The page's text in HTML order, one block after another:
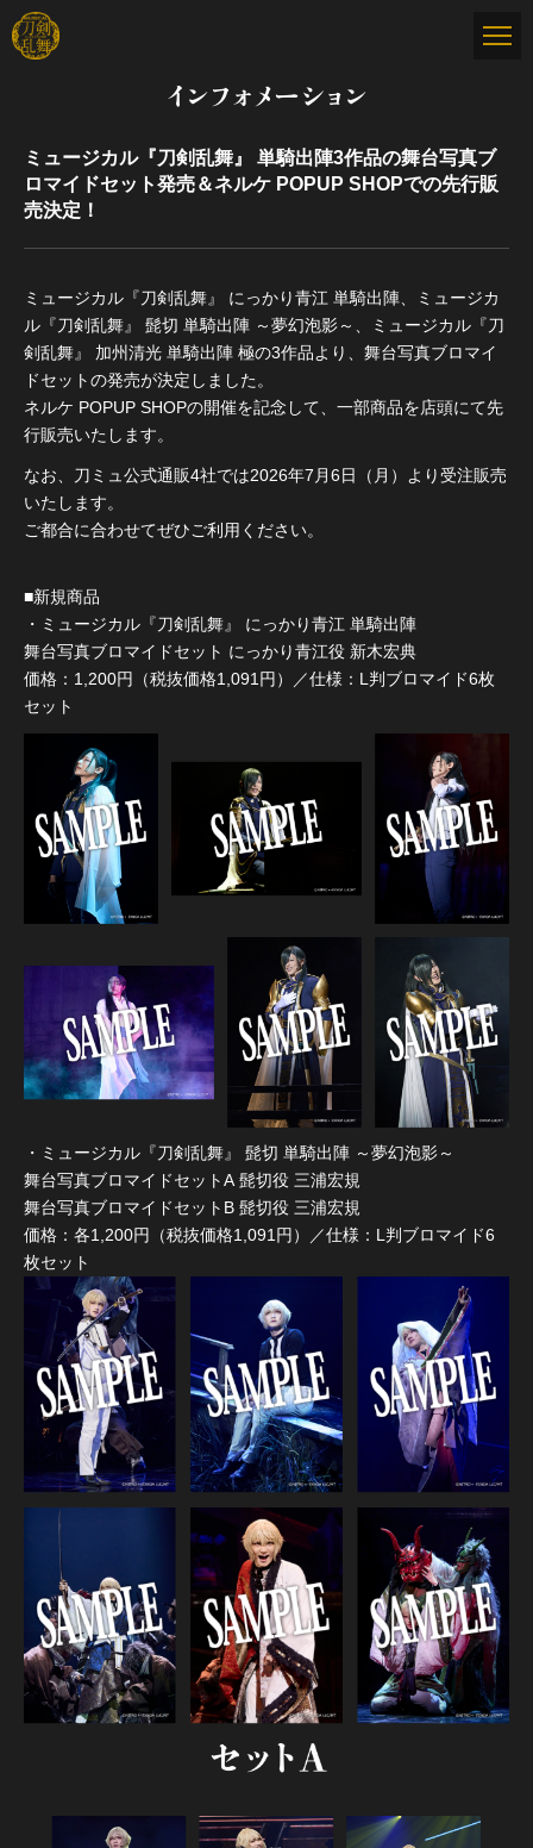
インフォメーション
ミュージカル『刀剣乱舞』 単騎出陣3作品の舞台写真ブ
ロマイドセット発売＆ネルケ POPUP SHOPでの先行販
売決定！
ミュージカル『刀剣乱舞』 にっかり青江 単騎出陣、ミュージカ
ル『刀剣乱舞』 髭切 単騎出陣 ～夢幻泡影～、ミュージカル『刀
剣乱舞』 加州清光 単騎出陣 極の3作品より、舞台写真ブロマイ
ドセットの発売が決定しました。
ネルケ POPUP SHOPの開催を記念して、一部商品を店頭にて先
行販売いたします。
なお、刀ミュ公式通販4社では2026年7月6日（月）より受注販売
いたします。
ご都合に合わせてぜひご利用ください。
■新規商品
・ミュージカル『刀剣乱舞』 にっかり青江 単騎出陣
舞台写真ブロマイドセット にっかり青江役 新木宏典
価格：1,200円（税抜価格1,091円）／仕様：L判ブロマイド6枚
セット
・ミュージカル『刀剣乱舞』 髭切 単騎出陣 ～夢幻泡影～
舞台写真ブロマイドセットA 髭切役 三浦宏規
舞台写真ブロマイドセットB 髭切役 三浦宏規
価格：各1,200円（税抜価格1,091円）／仕様：L判ブロマイド6
枚セット